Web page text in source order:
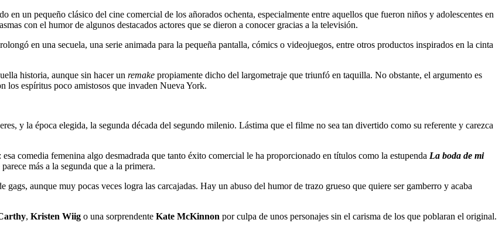
en un pequeño clásico del cine comercial de los añorados ochenta, especialmente entre aquellos que fueron niños y adolescentes en
con el humor de algunos destacados actores que se dieron a conocer gracias a la televisión.
en una secuela, una serie animada para la pequeña pantalla, cómics o videojuegos, entre otros productos inspirados en la cinta
historia, aunque sin hacer un remake propiamente dicho del largometraje que triunfó en taquilla. No obstante, el argumento es
los espíritus poco amistosos que invaden Nueva York.
y la época elegida, la segunda década del segundo milenio. Lástima que el filme no sea tan divertido como su referente y carezca
esa comedia femenina algo desmadrada que tanto éxito comercial le ha proporcionado en títulos como la estupenda La boda de mi
más a la segunda que a la primera.
aunque muy pocas veces logra las carcajadas. Hay un abuso del humor de trazo grueso que quiere ser gamberro y acaba
, Kristen Wiig o una sorprendente Kate McKinnon por culpa de unos personajes sin el carisma de los que poblaran el original.